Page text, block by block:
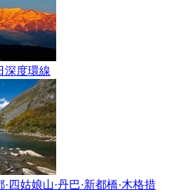
深度環線
四姑娘山·丹巴·新都橋·木格措